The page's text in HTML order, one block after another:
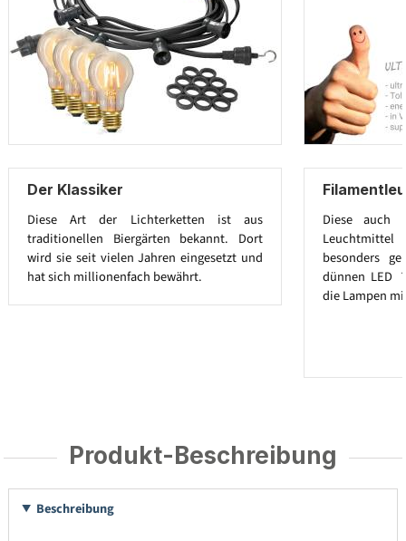
Der Klassiker
Diese Art der Lichterketten ist aus
traditionellen Biergärten bekannt. Dort
wird sie seit vielen Jahren eingesetzt und
hat sich millionenfach bewährt.
Diese auch
besonders
dünnen LED
die Lampen
Produkt-Beschreibung
Beschreibung